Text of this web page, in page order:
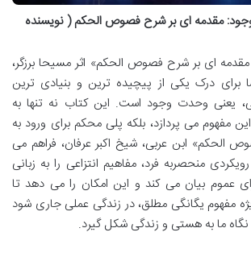
مقدمه ای بر شرح فصوص الحکم ( نویسنده
ای بر شرح فصوص الحکم» اثر مسیحا برزگر،
برای درک یکی از پیچیده ترین و بنیادی ترین
یعنی وحدت وجود است. این کتاب نه تنها به
مفهوم می پردازد، بلکه پلی محکم برای ورود به
الحکم» ابن عربی، شیخ اکبر عرفان، فراهم می
منحصربه فرد، مفاهیم انتزاعی را به زبانی
عموم بیان می کند و این امکان را می دهد تا
مفهوم یگانگی مطلق، در زندگی عملی جاری شود
نگاه ما به هستی و زندگی شکل گیرد.